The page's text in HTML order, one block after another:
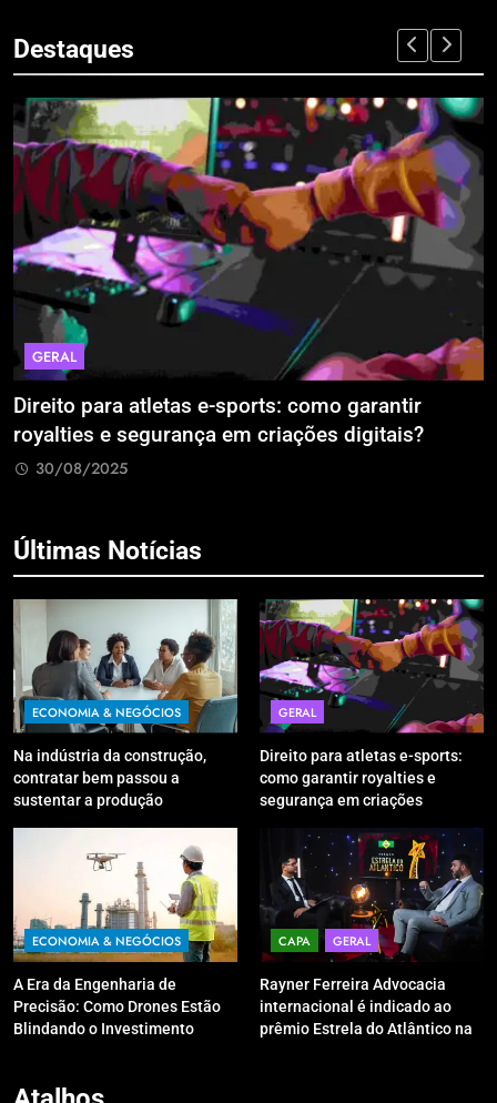
Destaques
GERAL
Direito para atletas e-sports: como garantir
royalties e segurança em criações digitais?
30/08/2025
Últimas Notícias
ECONOMIA & NEGÓCIOS
Na indústria da construção,
contratar bem passou a
sustentar a produção
GERAL
Direito para atletas e-sports:
como garantir royalties e
segurança em criações
ECONOMIA & NEGÓCIOS
A Era da Engenharia de
Precisão: Como Drones Estão
Blindando o Investimento
CAPA GERAL
Rayner Ferreira Advocacia
internacional é indicado ao
prêmio Estrela do Atlântico na